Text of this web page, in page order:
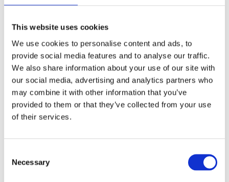
This website uses cookies
We use cookies to personalise content and ads, to
provide social media features and to analyse our traffic.
We also share information about your use of our site with
our social media, advertising and analytics partners who
may combine it with other information that you’ve
provided to them or that they’ve collected from your use
of their services.
Necessary
F
e
o
o
k
Omdömen
Du